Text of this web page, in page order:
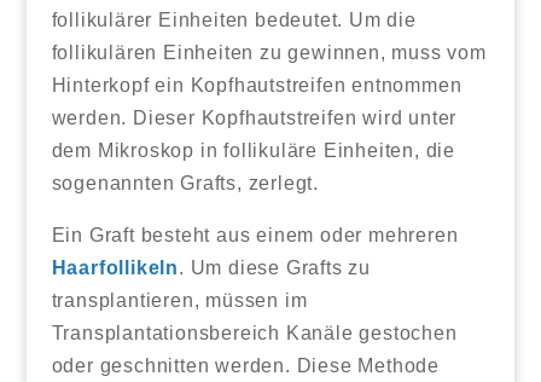
follikulärer Einheiten bedeutet. Um die
follikulären Einheiten zu gewinnen, muss vom
Hinterkopf ein Kopfhautstreifen entnommen
werden. Dieser Kopfhautstreifen wird unter
dem Mikroskop in follikuläre Einheiten, die
sogenannten Grafts, zerlegt.
Ein Graft besteht aus einem oder mehreren
Haarfollikeln. Um diese Grafts zu
transplantieren, müssen im
Transplantationsbereich Kanäle gestochen
oder geschnitten werden. Diese Methode